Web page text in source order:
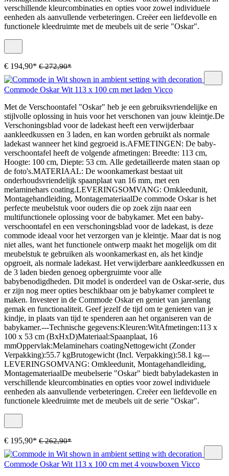
verschillende kleurcombinaties en opties voor zowel individuele
eenheden als aanvullende verbeteringen. Creëer een liefdevolle en
functionele kleedruimte met de meubels uit de serie "Oskar".
€ 194,90* € 272,90*
Commode Oskar Wit 113 x 100 cm met laden Vicco
Met de Verschoontafel "Oskar" heb je een gebruiksvriendelijke en
stijlvolle oplossing in huis voor het verschonen van jouw kleintje.De
Verschoningsblad voor de ladekast heeft een verwijderbaar
aankleedkussen en 3 laden, en kan worden gebruikt als normale
ladekast wanneer het kind gegroeid is.AFMETINGEN: De baby-
verschoontafel heeft de volgende afmetingen: Breedte: 113 cm,
Hoogte: 100 cm, Diepte: 53 cm. Alle gedetailleerde maten staan op
de foto's.MATERIAAL: De woonkamerkast bestaat uit
onderhoudsvriendelijk spaanplaat van 16 mm, met een
melaminehars coating.LEVERINGSOMVANG: Omkleedunit,
Montagehandleiding, MontagemateriaalDe commode Oskar is het
perfecte meubelstuk voor ouders die op zoek zijn naar een
multifunctionele oplossing voor de babykamer. Met een baby-
verschoontafel en een verschoningsblad voor de ladekast, is deze
commode ideaal voor het verzorgen van je kleintje. Maar dat is nog
niet alles, want het functionele ontwerp maakt het mogelijk om dit
meubelstuk te gebruiken als woonkamerkast en, als het kindje
opgroeit, als normale ladekast. Het verwijderbare aankleedkussen en
de 3 laden bieden genoeg opbergruimte voor alle
babybenodigdheden. Dit model is onderdeel van de Oskar-serie, dus
er zijn nog meer opties beschikbaar om je babykamer compleet te
maken. Investeer in de Commode Oskar en geniet van jarenlang
gemak en functionaliteit. Geef jezelf de tijd om te genieten van je
kindje, in plaats van tijd te spenderen aan het organiseren van de
babykamer.---Technische gegevens:Kleuren:WitAfmetingen:113 x
100 x 53 cm (BxHxD)Materiaal:Spaanplaat, 16
mmOppervlak:Melaminehars coatingNettogewicht (Zonder
Verpakking):55.7 kgBrutogewicht (Incl. Verpakking):58.1 kg---
LEVERINGSOMVANG: Omkleedunit, Montagehandleiding,
MontagemateriaalDe meubelserie "Oskar" biedt babyladekasten in
verschillende kleurcombinaties en opties voor zowel individuele
eenheden als aanvullende verbeteringen. Creëer een liefdevolle en
functionele kleedruimte met de meubels uit de serie "Oskar".
€ 195,90* € 262,90*
Commode Oskar Wit 113 x 100 cm met 4 vouwboxen Vicco